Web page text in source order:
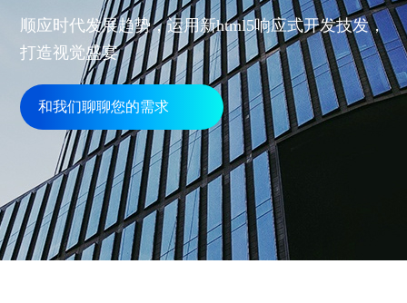
品
服
行
解
方
案
网
改
版
务
案
关
于
联
顺应时代发展趋势，运用新html5响应式开发技发，
打造视觉盛宴
和我们聊聊您的需求